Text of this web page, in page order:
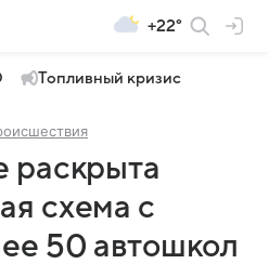
+22°
Топливный кризис
раскрыта
схема с
50 автошкол